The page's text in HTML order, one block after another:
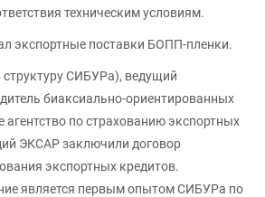
техническим условиям.
экспортные поставки БОПП-пленки.
структуру СИБУРа), ведущий
биаксиально-ориентированных
агентство по страхованию экспортных
ЭКСАР заключили договор
экспортных кредитов.
является первым опытом СИБУРа по